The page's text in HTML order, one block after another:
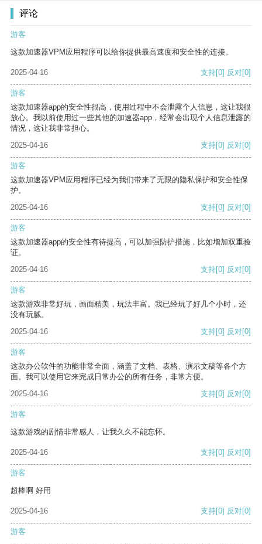
评论
游客
这款加速器VPM应用程序可以给你提供最高速度和安全性的连接。
2025-04-16 支持[0] 反对[0]
游客
这款加速器app的安全性很高，使用过程中不会泄露个人信息，这让我很
放心。我以前使用过一些其他的加速器app，经常会出现个人信息泄露的
情况，这让我非常担心。
2025-04-16
支持[0] 反对[0]
游客
这款加速器VPM应用程序已经为我们带来了无限的隐私保护和安全性保
护。
2025-04-16
支持[0] 反对[0]
游客
这款加速器app的安全性有待提高，可以加强防护措施，比如增加双重验
证。
2025-04-16
支持[0] 反对[0]
游客
这款游戏非常好玩，画面精美，玩法丰富。我已经玩了好几个小时，还
没有玩腻。
2025-04-16
支持[0] 反对[0]
游客
这款办公软件的功能非常全面，涵盖了文档、表格、演示文稿等各个方
面。我可以使用它来完成日常办公的所有任务，非常方便。
2025-04-16
支持[0] 反对[0]
游客
这款游戏的剧情非常感人，让我久久不能忘怀。
2025-04-16 支持[0] 反对[0]
游客
超棒啊 好用
2025-04-16 支持[0] 反对[0]
游客